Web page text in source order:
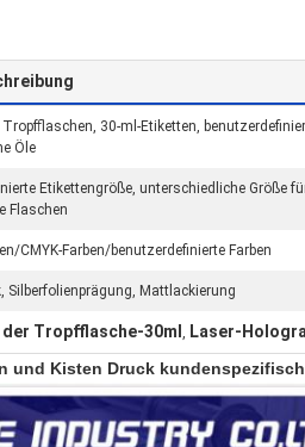
30-ml-Etiketten,
Öle
Etikettengröße, unterschiedliche Größe
Flaschen
CMYK-Farben/benutzerdefinierte Farben
Silberfolienprägung, Mattlackierung
Tropfflasche-30ml , Laser-
und Kisten Druck